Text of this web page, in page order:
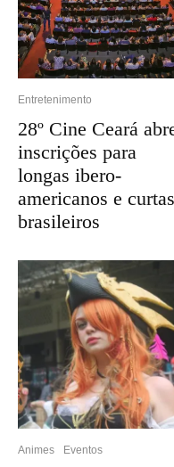
Entretenimento
28º Cine Ceará
inscrições para
longas ibero-
americanos e curtas
brasileiros
Animes Eventos